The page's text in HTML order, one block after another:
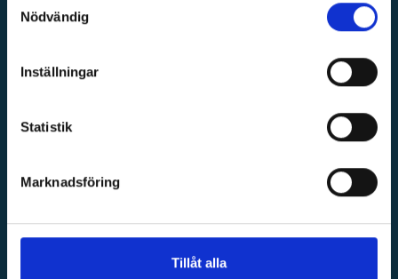
Nödvändig
Inställningar
Statistik
Marknadsföring
Tillåt alla
IFMA Sverige är branschnätverket som för samman,
Få tillgång till nyheter inom FM världen, inbjudningar